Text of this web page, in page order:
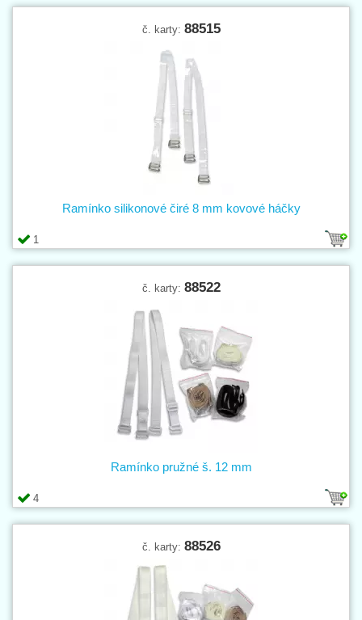
č. karty: 88515
1
Ramínko silikonové čiré 8 mm kovové háčky
č. karty: 88522
4
Ramínko pružné š. 12 mm
č. karty: 88526